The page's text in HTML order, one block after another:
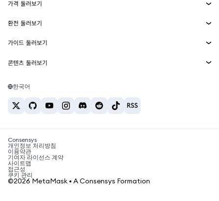
MetaMask Connect
Snaps
웹3 서비스
보안
고객 지원
채용
가격 둘러보기
이더리움 가격
솔라나 가격
테더 가격
환전 둘러보기
ETH를 USD로 환전
USDT를 INR로 환전
BTC를 INR로 환전
ETH를 USDT로 환전
가이드 둘러보기
ETH 매수
USDT 매수
SHIB 매수
BNB 매수
콘텐츠 둘러보기
솔라나 지갑
암호화폐 세금 뉴스
암호화폐 매수 방법
비트코인 매도 방법
한국어
Consensys
개인정보 처리방침
이용약관
기여자 라이선스 계약
사이트맵
접근성
쿠키 관리
©2026 MetaMask • A Consensys Formation